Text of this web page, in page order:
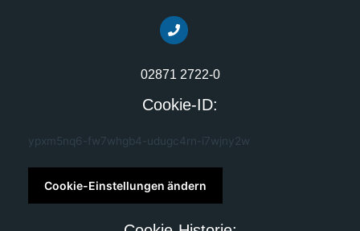
02871 2722-0
Cookie-ID:
ypxm5nq6-fw7whgb4-udugc4rn-i7wjny2w
Cookie-Einstellungen ändern